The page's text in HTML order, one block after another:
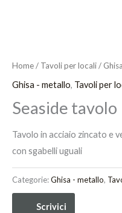
Home/ Tavoli per locali/
Ghisa - metallo, Tavoli per
Seaside tavolo
Tavolo in acciaio zincato e
con sgabelli uguali
Categorie:Ghisa - metallo,
Scrivici